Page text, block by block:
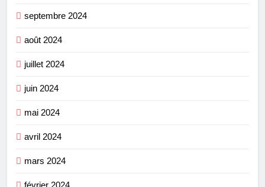
septembre 2024
août 2024
juillet 2024
juin 2024
mai 2024
avril 2024
mars 2024
février 2024